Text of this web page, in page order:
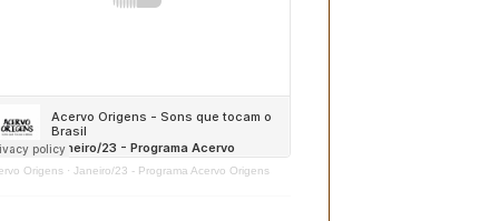
Origens · Janeiro/23 - Programa Acervo Origens